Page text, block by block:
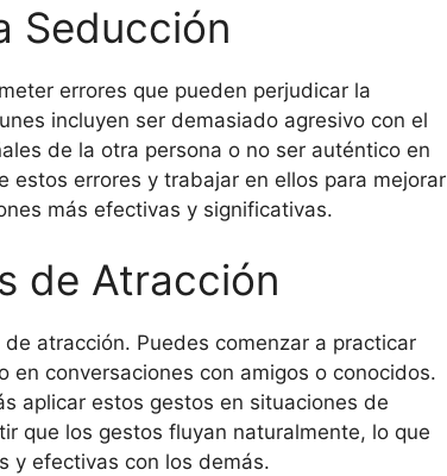
Seducción
errores que pueden perjudicar la
incluyen ser demasiado agresivo con el
de la otra persona o no ser auténtico en
estos errores y trabajar en ellos para mejorar
más efectivas y significativas.
de Atracción
atracción. Puedes comenzar a practicar
conversaciones con amigos o conocidos.
aplicar estos gestos en situaciones de
que los gestos fluyan naturalmente, lo que
y efectivas con los demás.